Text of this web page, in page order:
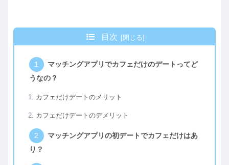
目次
マッチングアプリでカフェだけのデートってど
うなの？
カフェだけデートのメリット
カフェだけデートのデメリット
マッチングアプリの初デートでカフェだけはあ
り？